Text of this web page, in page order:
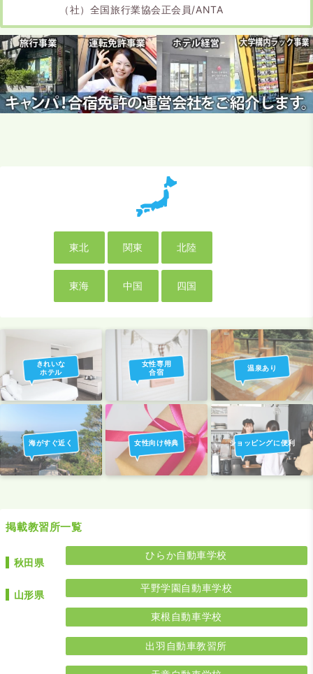
（社）全国旅行業協会正会員/ANTA
東北 関東 北陸
東海 中国 四国
きれいな
ホテル
女性専用
合宿
温泉あり
海がすぐ近く 女性向け特典 ショッピングに便利
掲載教習所一覧
秋田県
ひらか自動車学校
山形県
平野学園自動車学校
東根自動車学校
出羽自動車教習所